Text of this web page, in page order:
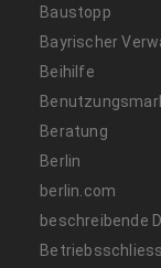
Baustopp
Bayrischer
Beihilfe
Beratung
Berlin
berlin.com
beschreibende